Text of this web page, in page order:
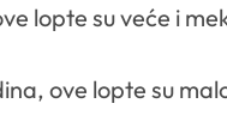
lopte su veće i
ove lopte su